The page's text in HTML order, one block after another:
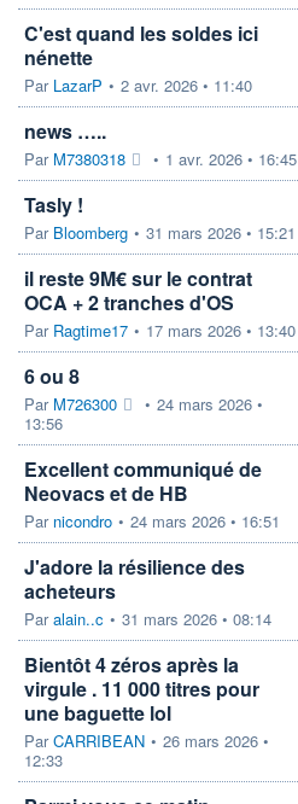
C'est quand les soldes ici
nénette
Par LazarP • 2 avr. 2026 • 11:40
news …..
Par M7380318 • 1 avr. 2026 • 16:45
Tasly !
Par Bloomberg • 31 mars 2026 • 15:21
il reste 9M€ sur le contrat
OCA + 2 tranches d'OS
Par Ragtime17 • 17 mars 2026 • 13:40
6 ou 8
Par M726300 • 24 mars 2026 •
13:56
Excellent communiqué de
Neovacs et de HB
Par nicondro • 24 mars 2026 • 16:51
J'adore la résilience des
acheteurs
Paralain..c • 31 mars 2026 • 08:14
Bientôt 4 zéros après la
virgule . 11 000 titres pour
une baguette lol
ParCARRIBEAN • 26 mars 2026 •
12:33